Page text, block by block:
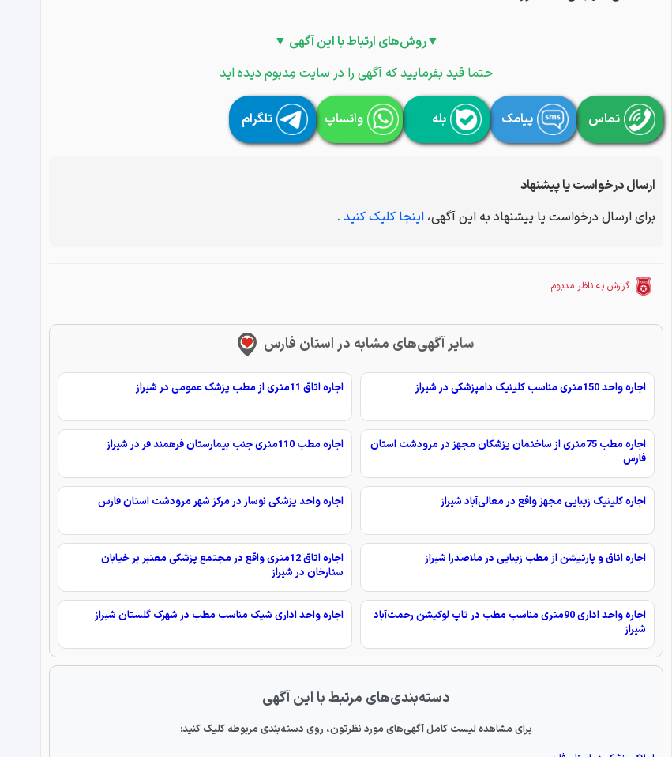
▼روش‌های ارتباط با این آگهی ▼
حتما قید بفرمایید که آگهی را در سایت مِدبوم دیده اید
تماس پیامک بله واتساپ تلگرام
ارسال درخواست یا پیشنهاد
برای ارسال درخواست یا پیشنهاد به این آگهی، اینجا کلیک کنید .
گزارش به ناظر مدبوم
سایر آگهی‌های مشابه در استان فارس
اجاره واحد 150متری مناسب کلینیک دامپزشکی در شیراز اجاره اتاق 11متری از مطب پزشک عمومی در شیراز
اجاره مطب 75متری از ساختمان پزشکان مجهز در مرودشت استان
فارس
اجاره مطب 110متری جنب بیمارستان فرهمند فر در شیراز
اجاره کلینیک زیبایی مجهز واقع در معالی‌آباد شیراز اجاره واحد پزشکی نوساز در مرکز شهر مرودشت استان فارس
اجاره اتاق و پارتیشن از مطب زیبایی در ملاصدرا شیراز
اجاره اتاق 12متری واقع در مجتمع پزشکی معتبر بر خیابان
ستارخان در شیراز
اجاره واحد اداری 90متری مناسب مطب در تاپ لوکیشن رحمت‌آباد
شیراز
اجاره واحد اداری شیک مناسب مطب در شهرک گلستان شیراز
دسته‌بندی‌های مرتبط با این آگهی
برای مشاهده لیست کامل آگهی‌های مورد نظرتون، روی دسته‌بندی مربوطه کلیک کنید: